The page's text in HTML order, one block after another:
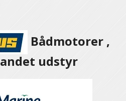
Bådmotorer ,
udstyr